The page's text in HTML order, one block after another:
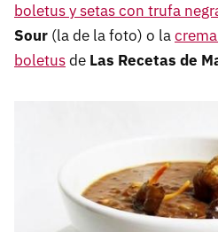
boletus y setas con trufa
Sour (la de la foto) o la
boletusde Las Recetas de